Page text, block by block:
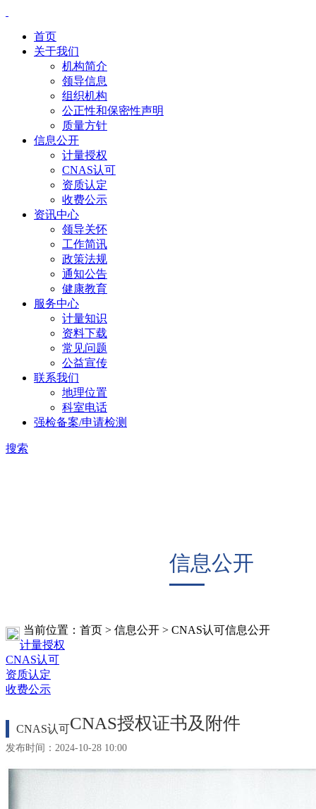
首页
关于我们
机构简介
领导信息
组织机构
公正性和保密性声明
质量方针
信息公开
计量授权
CNAS认可
资质认定
收费公示
资讯中心
领导关怀
工作简讯
政策法规
通知公告
健康教育
服务中心
计量知识
资料下载
常见问题
公益宣传
联系我们
地理位置
科室电话
强检备案/申请检测
搜索
信息公开
当前位置：首页 > 信息公开 > CNAS认可信息公开
计量授权
CNAS认可
资质认定
收费公示
CNAS认可CNAS授权证书及附件
发布时间：2024-10-28 10:00